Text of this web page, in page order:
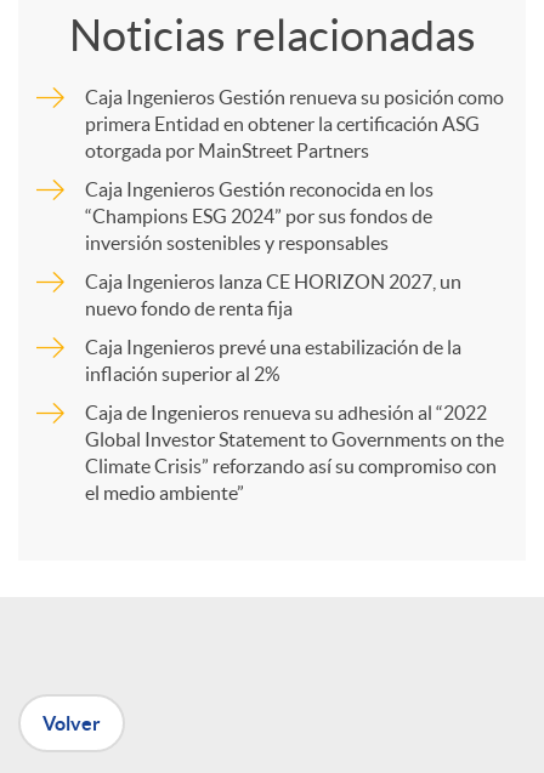
m
r
n
Noticias relacionadas
Caja Ingenieros Gestión renueva su posición como
primera Entidad en obtener la certificación ASG
otorgada por MainStreet Partners
Caja Ingenieros Gestión reconocida en los
“Champions ESG 2024” por sus fondos de
inversión sostenibles y responsables
Caja Ingenieros lanza CE HORIZON 2027, un
nuevo fondo de renta fija
Caja Ingenieros prevé una estabilización de la
inflación superior al 2%
Caja de Ingenieros renueva su adhesión al “2022
Global Investor Statement to Governments on the
Climate Crisis” reforzando así su compromiso con
el medio ambiente”
Volver